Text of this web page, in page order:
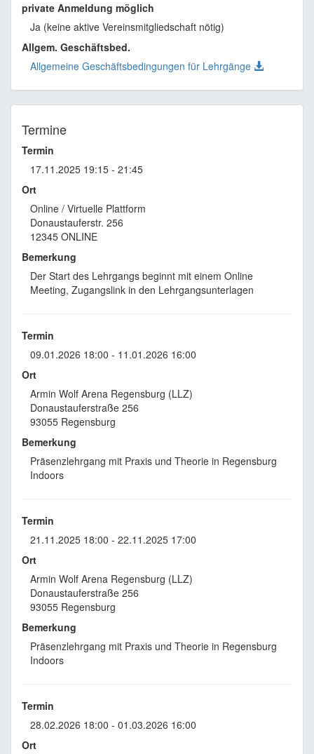
private Anmeldung möglich
Ja (keine aktive Vereinsmitgliedschaft nötig)
Allgem. Geschäftsbed.
Allgemeine Geschäftsbedingungen für Lehrgänge
Termine
Termin
17.11.2025 19:15 - 21:45
Ort
Online / Virtuelle Plattform
Donaustauferstr. 256
12345 ONLINE
Bemerkung
Der Start des Lehrgangs beginnt mit einem Online
Meeting, Zugangslink in den Lehrgangsunterlagen
Termin
09.01.2026 18:00 - 11.01.2026 16:00
Ort
Armin Wolf Arena Regensburg (LLZ)
Donaustauferstraße 256
93055 Regensburg
Bemerkung
Präsenzlehrgang mit Praxis und Theorie in Regensburg
Indoors
Termin
21.11.2025 18:00 - 22.11.2025 17:00
Ort
Armin Wolf Arena Regensburg (LLZ)
Donaustauferstraße 256
93055 Regensburg
Bemerkung
Präsenzlehrgang mit Praxis und Theorie in Regensburg
Indoors
Termin
28.02.2026 18:00 - 01.03.2026 16:00
Ort